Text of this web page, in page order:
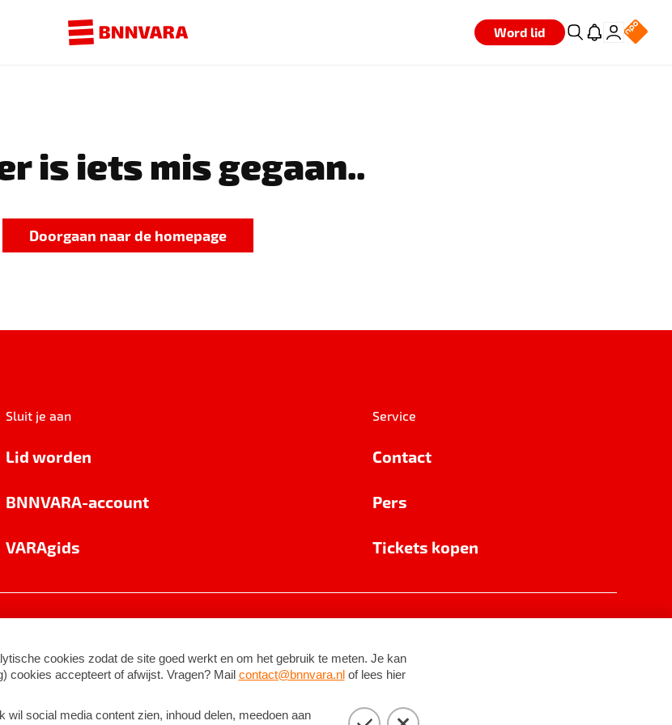
Word lid
is iets mis gegaan..
Doorgaan naar de homepage
Sluit je aan
Lid worden
BNNVARA-account
VARAgids
Service
Contact
Pers
Tickets kopen
©2026BNNVARA